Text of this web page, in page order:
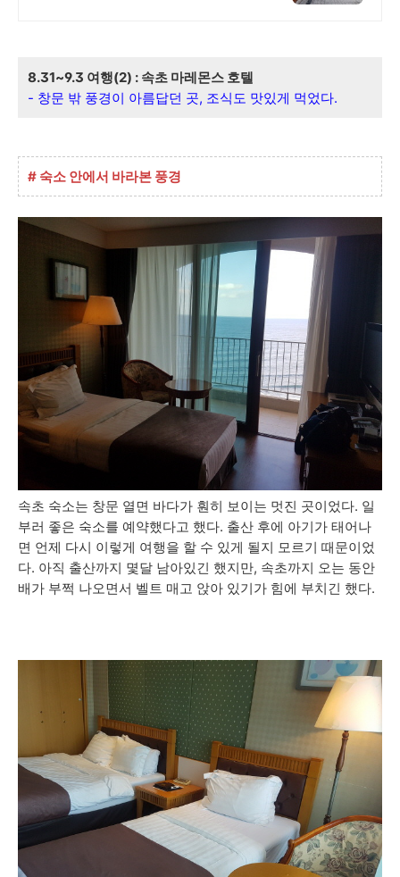
8.31~9.3 여행(2) : 속초 마레몬스 호텔
- 창문 밖 풍경이 아름답던 곳, 조식도 맛있게 먹었다.
# 숙소 안에서 바라본 풍경
속초 숙소는 창문 열면 바다가 훤히 보이는 멋진 곳이었다. 일
부러 좋은 숙소를 예약했다고 했다. 출산 후에 아기가 태어나
면 언제 다시 이렇게 여행을 할 수 있게 될지 모르기 때문이었
다. 아직 출산까지 몇달 남아있긴 했지만, 속초까지 오는 동안
배가 부쩍 나오면서 벨트 매고 앉아 있기가 힘에 부치긴 했다.